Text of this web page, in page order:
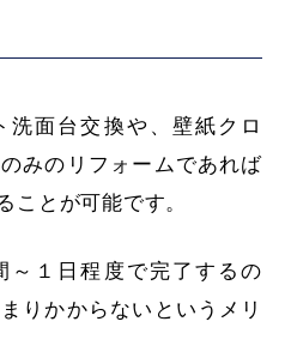
洗面台交換や、壁紙クロ
みのリフォームであれば
ことが可能です。
～１日程度で完了するの
りかからないというメリ